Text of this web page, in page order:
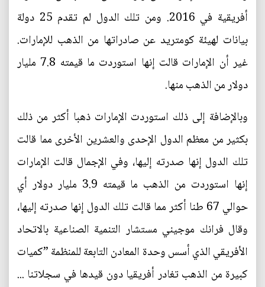
أفريقية في 2016. ومن تلك الدول لم تقدم 25 دولة
بيانات لهيئة كومتريد عن صادراتها من الذهب للإمارات.
غير أن الإمارات قالت إنها استوردت ما قيمته 7.8 مليار
دولار من الذهب منها.
وبالإضافة إلى ذلك استوردت الإمارات ذهبا أكثر من ذلك
بكثير من معظم الدول الإحدى والعشرين الأخرى مما قالت
تلك الدول إنها صدرته إليها، وفي الإجمال قالت الإمارات
إنها استوردت من الذهب ما قيمته 3.9 مليار دولار أي
حوالي 67 طنا أكثر مما قالت تلك الدول إنها صدرته إليها،
وقال فرانك موجيني مستشار التنمية الصناعية بالاتحاد
الأفريقي الذي أسس وحدة المعادن التابعة للمنظمة ”كميات
كبيرة من الذهب تغادر أفريقيا دون قيدها في سجلاتنا ...